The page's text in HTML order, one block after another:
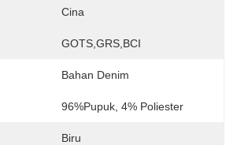
Cina
GOTS,GRS,BCI
Bahan Denim
96%Pupuk, 4% Poliester
Biru